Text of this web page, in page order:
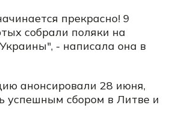
прекрасно! 9
собрали поляки на
- написала она в
анонсировали 28 июня,
успешным сбором в Литве и